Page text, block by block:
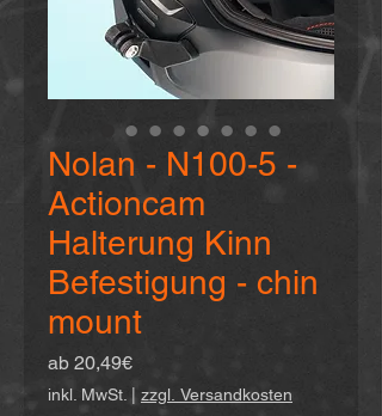
Nolan - N100-5 -
Actioncam
Halterung Kinn
Befestigung - chin
mount
ab 20,49€Sale-
Preis
inkl. MwSt. zzgl. Versandkosten